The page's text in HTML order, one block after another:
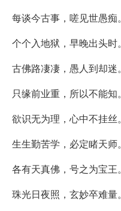
每谈今古事，嗟见世愚痴。
个个入地狱，早晚出头时。
古佛路凄凄，愚人到却迷。
只缘前业重，所以不能知。
欲识无为理，心中不挂丝。
生生勤苦学，必定睹天师。
各有天真佛，号之为宝王。
珠光日夜照，玄妙卒难量。